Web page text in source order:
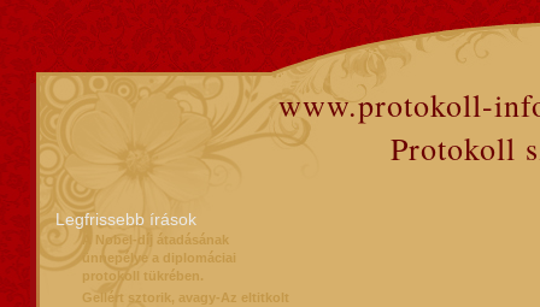
www.protokoll-
Protokoll
Legfrissebb írások
A Nobel-díj átadásának
ünnepélye a diplomáciai
protokoll tükrében.
Gellért sztorik, avagy-Az eltitkolt